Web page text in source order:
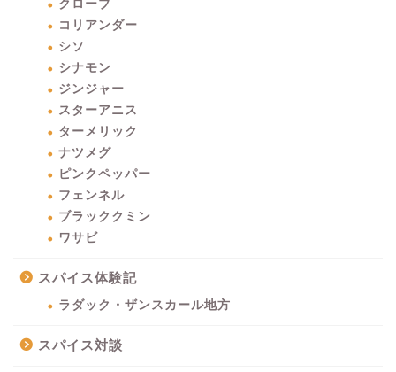
クローブ
コリアンダー
シソ
シナモン
ジンジャー
スターアニス
ターメリック
ナツメグ
ピンクペッパー
フェンネル
ブラッククミン
ワサビ
スパイス体験記
ラダック・ザンスカール地方
スパイス対談